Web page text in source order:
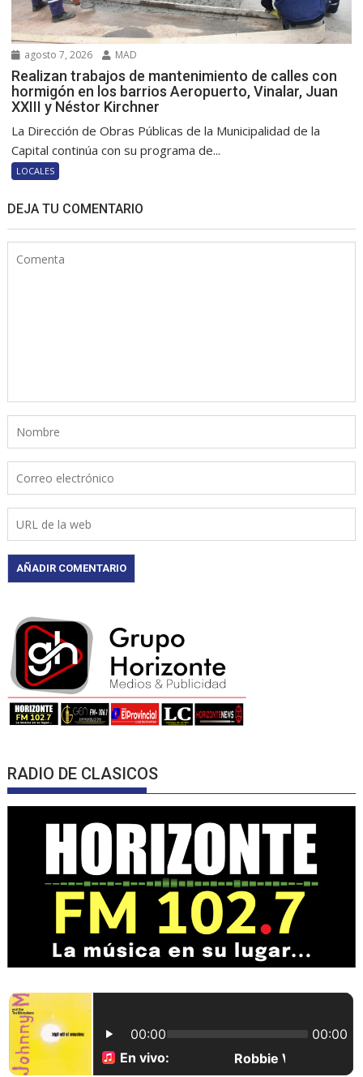
agosto 7, 2026 MAD
Realizan trabajos de mantenimiento de calles con
hormigón en los barrios Aeropuerto, Vinalar, Juan
XXIII y Néstor Kirchner
La Dirección de Obras Públicas de la Municipalidad de la
Capital continúa con su programa de...
LOCALES
DEJA TU COMENTARIO
RADIO DE CLASICOS